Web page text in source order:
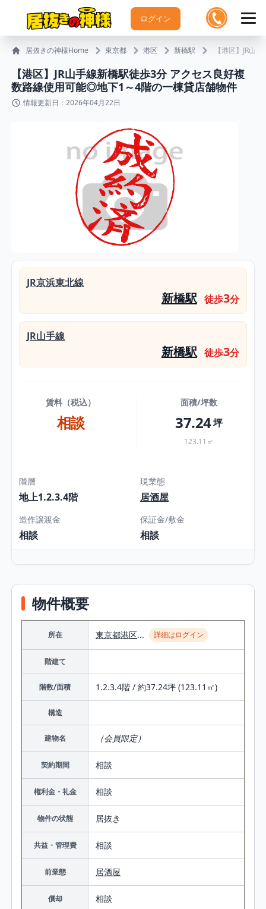
ログイン
居抜きの神様Home 東京都 港区 新橋駅 【港区】JR山
【港区】JR山手線新橋駅徒歩3分 アクセス良好複
数路線使用可能◎地下1～4階の一棟貸店舗物件
情報更新日：2026年04月22日
JR京浜東北線
新橋駅 徒歩3分
JR山手線
新橋駅 徒歩3分
賃料（税込）
相談
面積/坪数
37.24坪
123.11㎡
階層
地上1.2.3.4階
現業態
居酒屋
造作譲渡金
相談
保証金/敷金
相談
物件概要
所在 東京都港区... 詳細はログイン
階建て
階数/面積 1.2.3.4階 / 約37.24坪 (123.11㎡)
構造
建物名 （会員限定）
契約期間 相談
権利金・礼金 相談
物件の状態 居抜き
共益・管理費 相談
前業態 居酒屋
償却 相談